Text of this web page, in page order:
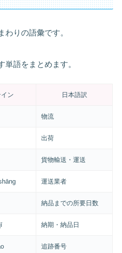
わりの語彙です。
単語をまとめます。
ン 日本語訳
物流
出荷
貨物輸送・運送
運送業者
納品までの所要日数
納期・納品日
追跡番号